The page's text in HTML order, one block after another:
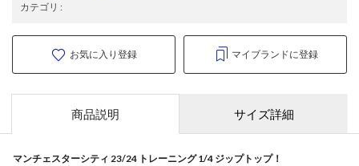
カテゴリ :
お気に入り登録 マイブランドに登録
商品説明 サイズ詳細
マンチェスターシティ 23/24 トレーニング 1/4 ジップトップ！